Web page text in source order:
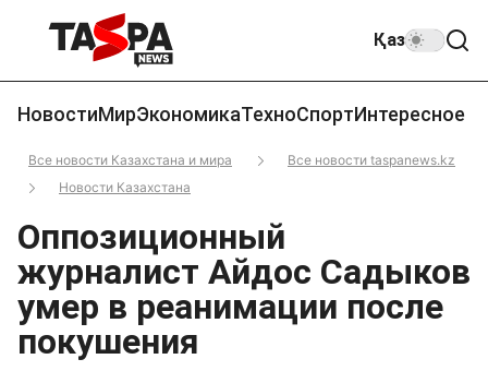
Қаз
НовостиМирЭкономикаТехноСпортИнтересное
Все новости Казахстана и мира
Все новости taspanews.kz
Новости Казахстана
Оппозиционный
журналист Айдос Садыков
умер в реанимации после
покушения